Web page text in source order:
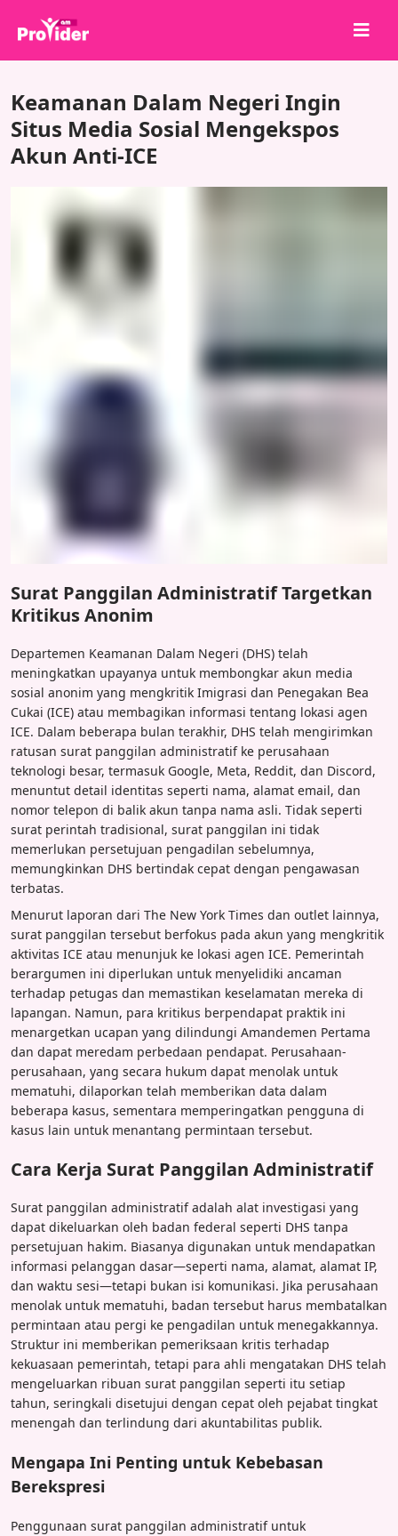
Tentang kami
Masuk
Layanan
Ketentuan
Keamanan Dalam Negeri Ingin
Situs Media Sosial Mengekspos
Akun Anti-ICE
Surat Panggilan Administratif Targetkan
Kritikus Anonim
Departemen Keamanan Dalam Negeri (DHS) telah
meningkatkan upayanya untuk membongkar akun media
sosial anonim yang mengkritik Imigrasi dan Penegakan Bea
Cukai (ICE) atau membagikan informasi tentang lokasi agen
ICE. Dalam beberapa bulan terakhir, DHS telah mengirimkan
ratusan surat panggilan administratif ke perusahaan
teknologi besar, termasuk Google, Meta, Reddit, dan Discord,
menuntut detail identitas seperti nama, alamat email, dan
nomor telepon di balik akun tanpa nama asli. Tidak seperti
surat perintah tradisional, surat panggilan ini tidak
memerlukan persetujuan pengadilan sebelumnya,
memungkinkan DHS bertindak cepat dengan pengawasan
terbatas.
Menurut laporan dari The New York Times dan outlet lainnya,
surat panggilan tersebut berfokus pada akun yang mengkritik
aktivitas ICE atau menunjuk ke lokasi agen ICE. Pemerintah
berargumen ini diperlukan untuk menyelidiki ancaman
terhadap petugas dan memastikan keselamatan mereka di
lapangan. Namun, para kritikus berpendapat praktik ini
menargetkan ucapan yang dilindungi Amandemen Pertama
dan dapat meredam perbedaan pendapat. Perusahaan-
perusahaan, yang secara hukum dapat menolak untuk
mematuhi, dilaporkan telah memberikan data dalam
beberapa kasus, sementara memperingatkan pengguna di
kasus lain untuk menantang permintaan tersebut.
Cara Kerja Surat Panggilan Administratif
Surat panggilan administratif adalah alat investigasi yang
dapat dikeluarkan oleh badan federal seperti DHS tanpa
persetujuan hakim. Biasanya digunakan untuk mendapatkan
informasi pelanggan dasar—seperti nama, alamat, alamat IP,
dan waktu sesi—tetapi bukan isi komunikasi. Jika perusahaan
menolak untuk mematuhi, badan tersebut harus membatalkan
permintaan atau pergi ke pengadilan untuk menegakkannya.
Struktur ini memberikan pemeriksaan kritis terhadap
kekuasaan pemerintah, tetapi para ahli mengatakan DHS telah
mengeluarkan ribuan surat panggilan seperti itu setiap
tahun, seringkali disetujui dengan cepat oleh pejabat tingkat
menengah dan terlindung dari akuntabilitas publik.
Mengapa Ini Penting untuk Kebebasan
Berekspresi
Penggunaan surat panggilan administratif untuk